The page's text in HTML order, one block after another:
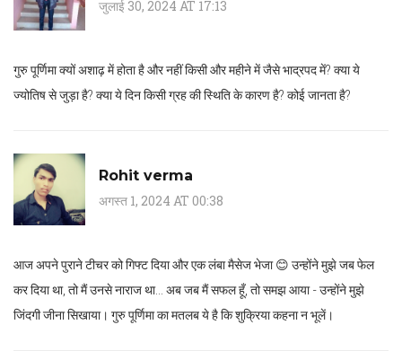
जुलाई 30, 2024 AT 17:13
गुरु पूर्णिमा क्यों अशाढ़ में होता है और नहीं किसी और महीने में जैसे भाद्रपद में? क्या ये
ज्योतिष से जुड़ा है? क्या ये दिन किसी ग्रह की स्थिति के कारण है? कोई जानता है?
Rohit verma
अगस्त 1, 2024 AT 00:38
आज अपने पुराने टीचर को गिफ्ट दिया और एक लंबा मैसेज भेजा 😊 उन्होंने मुझे जब फेल
कर दिया था, तो मैं उनसे नाराज था… अब जब मैं सफल हूँ, तो समझ आया - उन्होंने मुझे
जिंदगी जीना सिखाया। गुरु पूर्णिमा का मतलब ये है कि शुक्रिया कहना न भूलें।